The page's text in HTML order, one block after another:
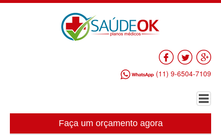
Facebook
Twitter
(11) 9-6504-7109
Faça um orçamento agora